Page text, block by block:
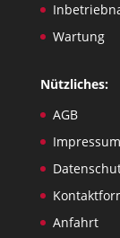
Wartung
Nützliches:
AGB
Impressum
Anfahrt